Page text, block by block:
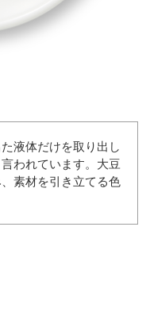
液体だけを取り出し
われています。大豆
素材を引き立てる色